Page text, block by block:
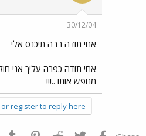
30/12/04
אחי תודה רבה תיכנס אלי
אחי תודה כפרה עליך אני
מחפש אותו ..!!!
register to reply here.